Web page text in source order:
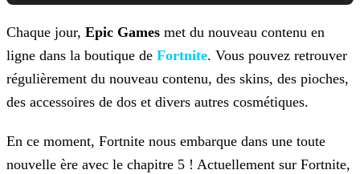
Chaque jour, Epic Games met du nouveau contenu en
ligne dans la boutique de Fortnite. Vous pouvez retrouver
régulièrement du nouveau contenu, des skins, des pioches,
des accessoires de dos et divers autres cosmétiques.
En ce moment, Fortnite nous embarque dans une toute
nouvelle ère avec le chapitre 5 ! Actuellement sur Fortnite,